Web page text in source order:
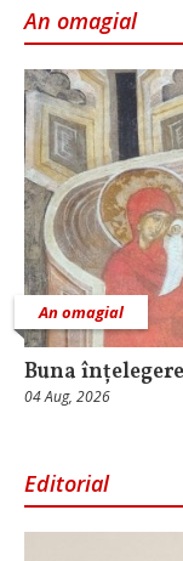
An omagial
An omagial
Buna
04 Aug, 2026
Editorial